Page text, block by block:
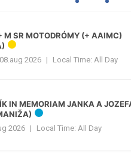
M SR MOTODRÓMY (+ AAIMC)
2026 | Local Time: All Day
IN MEMORIAM JANKA A
2026 | Local Time: All Day